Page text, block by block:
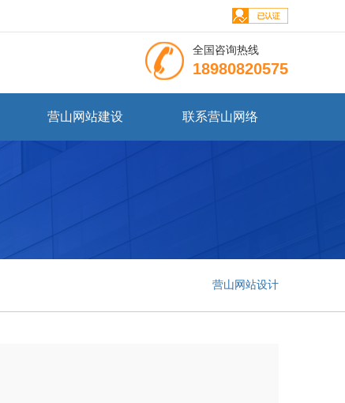
全国咨询热线
18980820575
营山网站建设 联系营山网络
营山网站设计